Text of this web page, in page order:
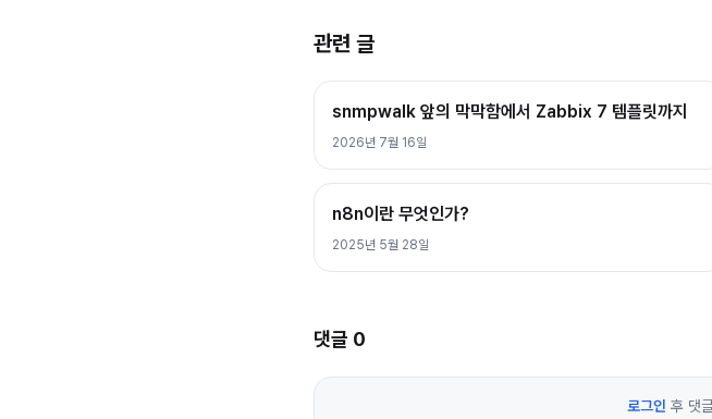
관련 글
snmpwalk 앞의 막막함에서 Zabbix 7 템플릿까지
2026년 7월 16일
n8n이란 무엇인가?
2025년 5월 28일
댓글 0
로그인 후 댓